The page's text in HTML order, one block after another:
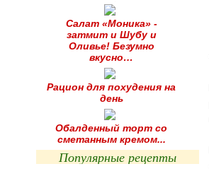
Салат «Моника» -
затмит и Шубу и
Оливье! Безумно
вкусно…
Рацион для похудения на
день
Обалденный торт со
сметанным кремом...
Популярные рецепты